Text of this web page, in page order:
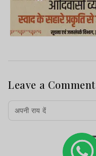
Leave a Comment